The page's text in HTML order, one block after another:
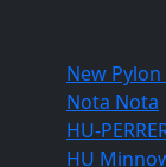
New Pylon
Nota Nota
HU-
HU